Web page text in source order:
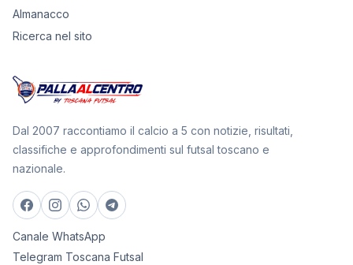
Almanacco
Ricerca nel sito
Dal 2007 raccontiamo il calcio a 5 con notizie, risultati,
classifiche e approfondimenti sul futsal toscano e
nazionale.
Canale WhatsApp
Telegram Toscana Futsal